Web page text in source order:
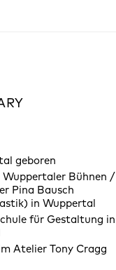
geboren
Bühnen /
Pina Bausch
in Wuppertal
für Gestaltung in
Atelier Tony Cragg